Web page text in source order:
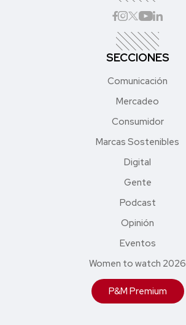
SECCIONES
Comunicación
Mercadeo
Consumidor
Marcas Sostenibles
Digital
Gente
Podcast
Opinión
Eventos
Women to watch 2026
P&M Premium